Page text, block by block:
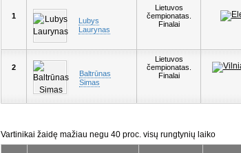
1
Lubys
Laurynas
Lietuvos
čempionatas.
Finalai
2
Baltrūnas
Simas
Lietuvos
čempionatas.
Finalai
Vartinikai žaidę mažiau negu 40 proc. visų rungtynių laiko